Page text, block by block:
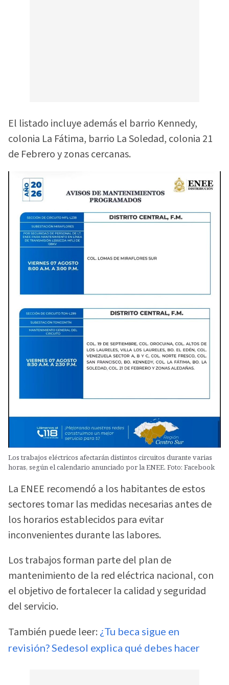
El listado incluye además el barrio Kennedy,
colonia La Fátima, barrio La Soledad, colonia 21
de Febrero y zonas cercanas.
Los trabajos eléctricos afectarán distintos circuitos durante varias
horas, según el calendario anunciado por la ENEE. Foto: Facebook
La ENEE recomendó a los habitantes de estos
sectores tomar las medidas necesarias antes de
los horarios establecidos para evitar
inconvenientes durante las labores.
Los trabajos forman parte del plan de
mantenimiento de la red eléctrica nacional, con
el objetivo de fortalecer la calidad y seguridad
del servicio.
También puede leer: ¿Tu beca sigue en
revisión? Sedesol explica qué debes hacer